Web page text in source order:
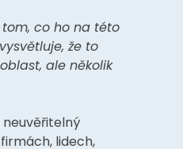
co ho na této
že to
ale několik
neuvěřitelný
lidech,